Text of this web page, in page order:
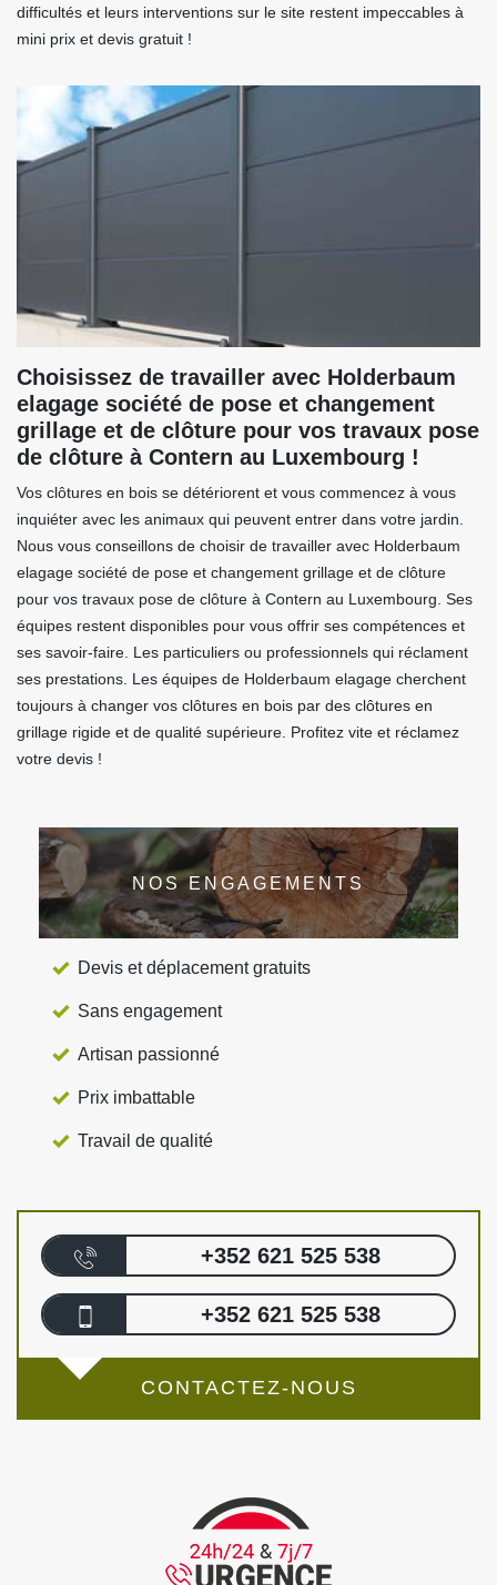
difficultés et leurs interventions sur le site restent impeccables à
mini prix et devis gratuit !
Choisissez de travailler avec Holderbaum
elagage société de pose et changement
grillage et de clôture pour vos travaux pose
de clôture à Contern au Luxembourg !
Vos clôtures en bois se détériorent et vous commencez à vous
inquiéter avec les animaux qui peuvent entrer dans votre jardin.
Nous vous conseillons de choisir de travailler avec Holderbaum
elagage société de pose et changement grillage et de clôture
pour vos travaux pose de clôture à Contern au Luxembourg. Ses
équipes restent disponibles pour vous offrir ses compétences et
ses savoir-faire. Les particuliers ou professionnels qui réclament
ses prestations. Les équipes de Holderbaum elagage cherchent
toujours à changer vos clôtures en bois par des clôtures en
grillage rigide et de qualité supérieure. Profitez vite et réclamez
votre devis !
NOS ENGAGEMENTS
Devis et déplacement gratuits
Sans engagement
Artisan passionné
Prix imbattable
Travail de qualité
+352 621 525 538
+352 621 525 538
CONTACTEZ-NOUS